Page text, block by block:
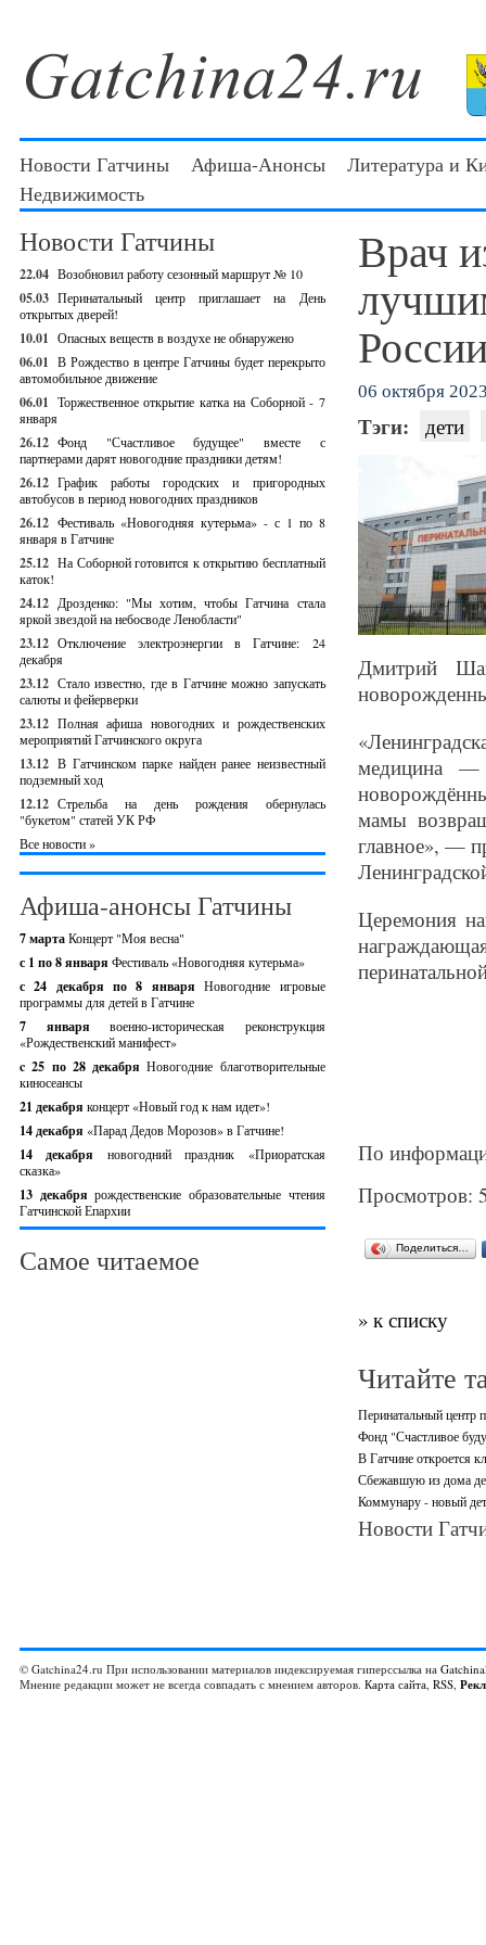
Новости Гатчины Афиша-Анонсы
Литература и
Недвижимость
Новости Гатчины
22.04 Возобновил работу сезонный маршрут № 10
05.03 Перинатальный центр приглашает на День
открытых дверей!
10.01 Опасных веществ в воздухе не обнаружено
06.01 В Рождество в центре Гатчины будет перекрыто
автомобильное движение
06.01 Торжественное открытие катка на Соборной - 7
января
26.12 Фонд "Счастливое будущее" вместе с
партнерами дарят новогодние праздники детям!
26.12 График работы городских и пригородных
автобусов в период новогодних праздников
26.12 Фестиваль «Новогодняя кутерьма» - с 1 по 8
января в Гатчине
25.12 На Соборной готовится к открытию бесплатный
каток!
24.12 Дрозденко: "Мы хотим, чтобы Гатчина стала
яркой звездой на небосводе Ленобласти"
23.12 Отключение электроэнергии в Гатчине: 24
декабря
23.12 Стало известно, где в Гатчине можно запускать
салюты и фейерверки
23.12 Полная афиша новогодних и рождественских
мероприятий Гатчинского округа
13.12 В Гатчинском парке найден ранее неизвестный
подземный ход
12.12 Стрельба на день рождения обернулась
"букетом" статей УК РФ
Все новости »
Афиша-анонсы Гатчины
7 мартаКонцерт "Моя весна"
с 1 по 8 января Фестиваль «Новогодняя кутерьма»
с 24 декабря по 8 январяНовогодние игровые
программы для детей в Гатчине
7 январявоенно-историческая реконструкция
«Рождественский манифест»
c 25 по 28 декабряНовогодние благотворительные
киносеансы
21 декабря концерт «Новый год к нам идет»!
14 декабря «Парад Дедов Морозов» в Гатчине!
14 декабря новогодний праздник «Приоратская
сказка»
13 декабрярождественские образовательные чтения
Гатчинской Епархии
Самое читаемое
Врач
06 октября
Тэги: дети
Дмитрий
медицина —
мамы
главное», —
Церемония
По
Просмотров:
Поделиться…
» к списку
Читайте
Перинатальный центр
Фонд "Счастливое
В Гатчине откроется
Сбежавшую из дома
Коммунару - новый
Новости
© Gatchina24.ru При использовании материалов индексируемая гиперссылка на
Мнение редакции может не всегда совпадать с мнением авторов. Карта сайта, RSS,